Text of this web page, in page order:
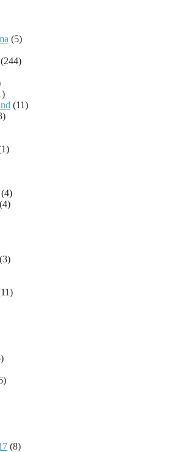
(5)
(244)
(11)
(4)
(4)
(3)
(8)